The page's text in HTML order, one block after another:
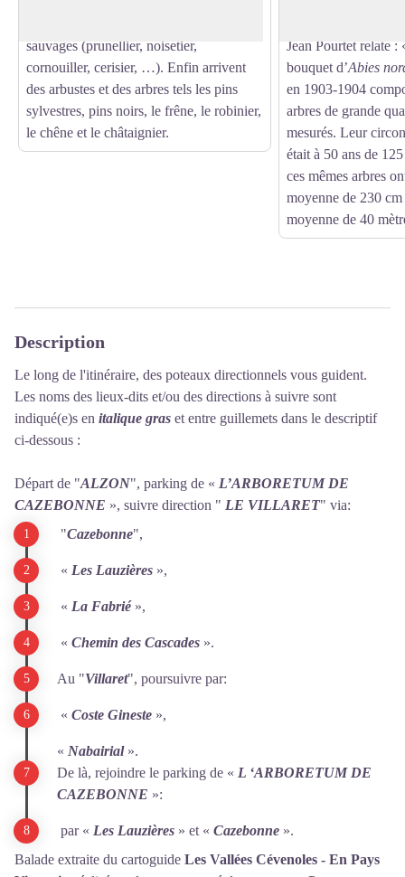
sauvages (prunellier, noisetier,
cornouiller, cerisier, …). Enfin arrivent
des arbustes et des arbres tels les pins
sylvestres, pins noirs, le frêne, le robinier,
le chêne et le châtaignier.
Jean Pourtet relate :
bouquet d’Abies
en 1903-1904
arbres de grande
mesurés. Leur
était à 50 ans de
ces mêmes arbres
moyenne de 230
moyenne de 40
Description
Le long de l'itinéraire, des poteaux directionnels vous guident.
Les noms des lieux-dits et/ou des directions à suivre sont
indiqué(e)s en italique gras et entre guillemets dans le descriptif
ci-dessous :
Départ de "ALZON", parking de « L’ARBORETUM DE
CAZEBONNE », suivre direction " LE VILLARET" via:
"Cazebonne",
« Les Lauzières »,
« La Fabrié»,
« Chemin des Cascades ».
Au "Villaret", poursuivre par:
« Coste Gineste »,
« Nabairial».
De là, rejoindre le parking de « L ‘ARBORETUM DE
CAZEBONNE »:
par « Les Lauzières » et « Cazebonne ».
Balade extraite du cartoguide Les Vallées Cévenoles - En Pays